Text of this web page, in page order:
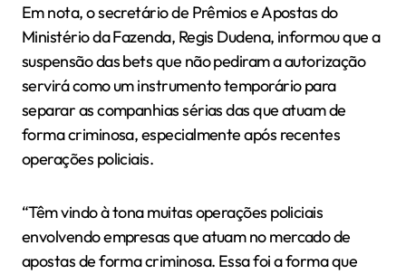
Em nota, o secretário de Prêmios e Apostas do
Ministério da Fazenda, Regis Dudena, informou que a
suspensão das bets que não pediram a autorização
servirá como um instrumento temporário para
separar as companhias sérias das que atuam de
forma criminosa, especialmente após recentes
operações policiais.
“Têm vindo à tona muitas operações policiais
envolvendo empresas que atuam no mercado de
apostas de forma criminosa. Essa foi a forma que